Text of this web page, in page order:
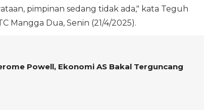
pimpinan sedang tidak ada," kata Teguh
Mangga Dua, Senin (21/4/2025).
Powell, Ekonomi AS Bakal Terguncang